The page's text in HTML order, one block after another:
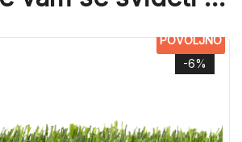
-6%
POVOLJNO